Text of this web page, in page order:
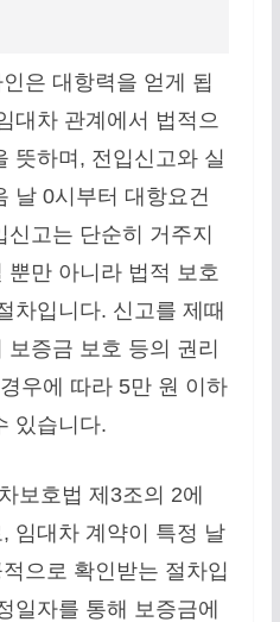
은 대항력을 얻게 됩
대차 관계에서 법적으
뜻하며, 전입신고와 실
날 0시부터 대항요건
고는 단순히 거주지
뿐만 아니라 법적 보호
차입니다. 신고를 제때
증금 보호 등의 권리
우에 따라 5만 원 이하
있습니다.
보호법 제3조의 2에
임대차 계약이 특정 날
으로 확인받는 절차입
일자를 통해 보증금에